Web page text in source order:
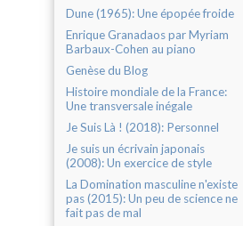
Dune (1965): Une épopée froide
Enrique Granadaos par Myriam
Barbaux-Cohen au piano
Genèse du Blog
Histoire mondiale de la France:
Une transversale inégale
Je Suis Là ! (2018): Personnel
Je suis un écrivain japonais
(2008): Un exercice de style
La Domination masculine n'existe
pas (2015): Un peu de science ne
fait pas de mal